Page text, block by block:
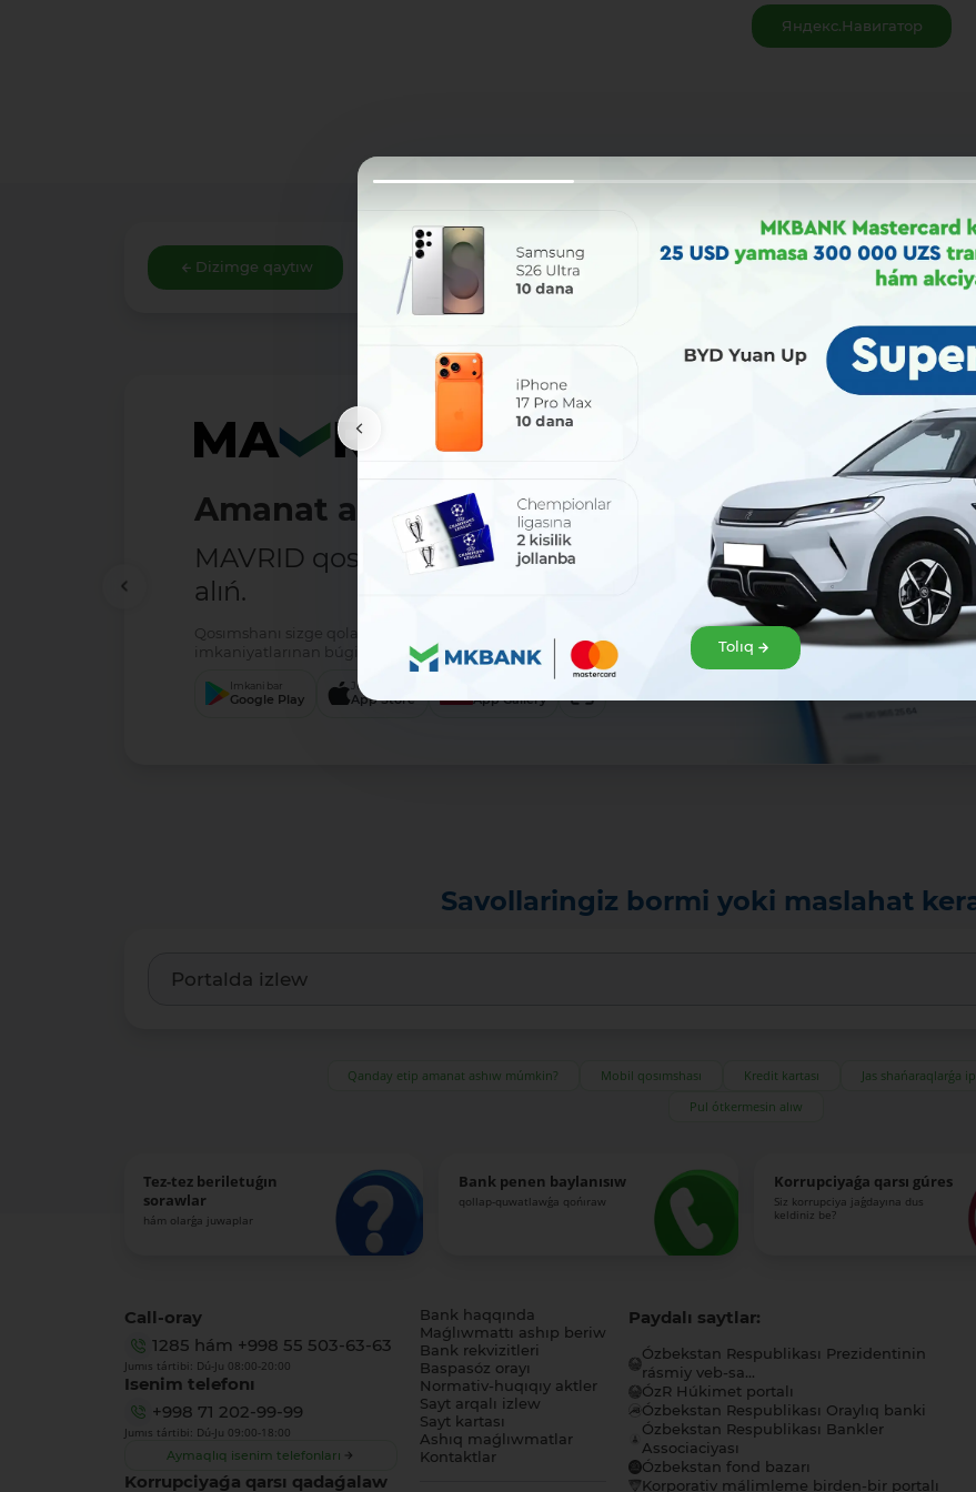
Яндекс.Навигатор
Dizimge qaytıw Bólisiw:
Biypul ótkermeler
5 million sumǵa shekem
Qosımshanı sizge qolaylı servis arqalı júklep alıń hám Mavrid
imkaniyatlarınan búgin-aq paydalanıwdı baslań!:
Imkani bar
Google Play App Store App Gallery
Savollaringiz bormi yoki maslahat
Qanday etip amanat ashıw múmkin? Mobil qosımshası Kredit kartası Jas shańaraqlarǵa
Pul ótkermesin alıw
Tez-tez beriletuǵın
sorawlar
hám olarǵa juwaplar
Bank penen baylanısıw
qollap-quwatlawǵa qońıraw
Korrupciyaǵa qarsı gúres
Siz korrupciya jaǵdayına dus
keldiniz be?
Call-oray
1285 hám +998 55 503-63-63
Jumıs tártibi: Dú-Ju 08:00-20:00
Isenim telefonı
+998 71 202-99-99
Jumıs tártibi: Dú-Ju 09:00-18:00
Aymaqlıq isenim telefonları
Korrupciyaǵa qarsı qadaǵalaw
Bank haqqında
Maǵlıwmattı ashıp beriw
Bank rekvizitleri
Baspasóz orayı
Normativ-huqıqıy aktler
Sayt arqalı izlew
Sayt kartası
Ashıq maǵlıwmatlar
Kontaktlar
Paydalı saytlar:
Ózbekstan Respublikası Prezidentinin
rásmiy veb-sa...
ÓzR Húkimet portalı
Ózbekstan Respublikası Oraylıq banki
Ózbekstan Respublikası Bankler
Associaciyası
Ózbekstan fond bazarı
Korporativ málimleme birden-bir portalı
Tolıq